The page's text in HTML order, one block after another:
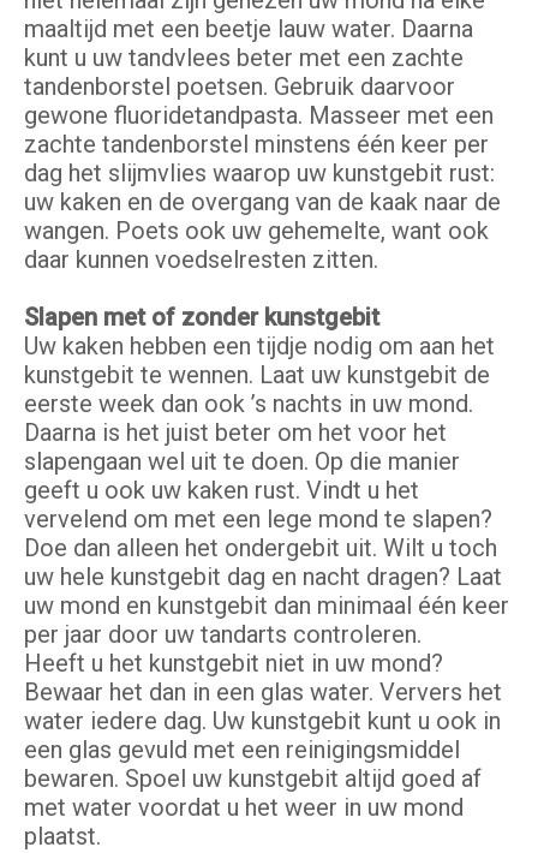
maaltijd met een beetje lauw water. Daarna
kunt u uw tandvlees beter met een zachte
tandenborstel poetsen. Gebruik daarvoor
gewone fluoridetandpasta. Masseer met een
zachte tandenborstel minstens één keer per
dag het slijmvlies waarop uw kunstgebit rust:
uw kaken en de overgang van de kaak naar de
wangen. Poets ook uw gehemelte, want ook
daar kunnen voedselresten zitten.
Slapen met of zonder kunstgebit
Uw kaken hebben een tijdje nodig om aan het
kunstgebit te wennen. Laat uw kunstgebit de
eerste week dan ook ’s nachts in uw mond.
Daarna is het juist beter om het voor het
slapengaan wel uit te doen. Op die manier
geeft u ook uw kaken rust. Vindt u het
vervelend om met een lege mond te slapen?
Doe dan alleen het ondergebit uit. Wilt u toch
uw hele kunstgebit dag en nacht dragen? Laat
uw mond en kunstgebit dan minimaal één keer
per jaar door uw tandarts controleren.
Heeft u het kunstgebit niet in uw mond?
Bewaar het dan in een glas water. Ververs het
water iedere dag. Uw kunstgebit kunt u ook in
een glas gevuld met een reinigingsmiddel
bewaren. Spoel uw kunstgebit altijd goed af
met water voordat u het weer in uw mond
plaatst.